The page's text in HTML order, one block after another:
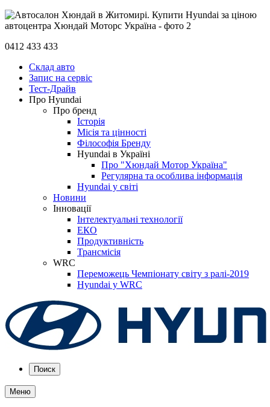
0412 433 433
Склад авто
Запис на сервіс
Тест-Драйв
Про Hyundai
Про бренд
Історія
Місія та цінності
Філософія Бренду
Hyundai в Україні
Про "Хюндай Мотор Україна"
Регулярна та особлива інформація
Hyundai у світі
Новини
Інновації
Інтелектуальні технології
ЕКО
Продуктивність
Трансмісія
WRC
Переможець Чемпіонату світу з ралі-2019
Hyundai у WRC
Поиск
Меню